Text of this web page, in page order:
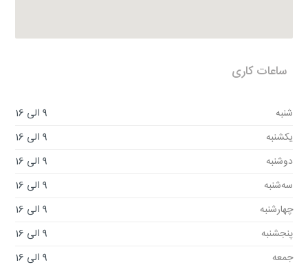
ساعات کاری
شنبه
9 الی 16
یکشنبه
9 الی 16
دوشنبه
9 الی 16
سه‌شنبه
9 الی 16
چهارشنبه
9 الی 16
پنجشنبه
9 الی 16
جمعه
9 الی 16